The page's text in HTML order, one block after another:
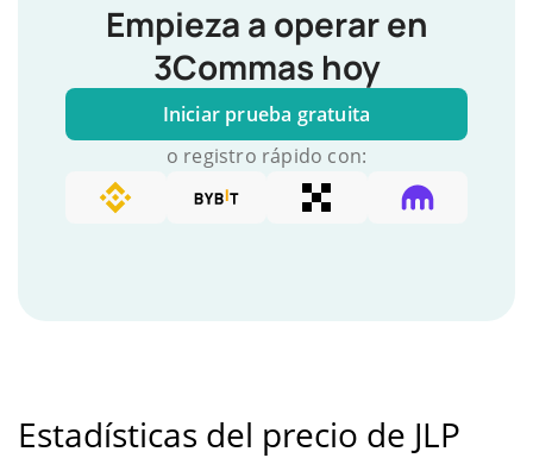
Empieza a operar en
3Commas hoy
Iniciar prueba gratuita
o registro rápido con:
Estadísticas del precio de JLP